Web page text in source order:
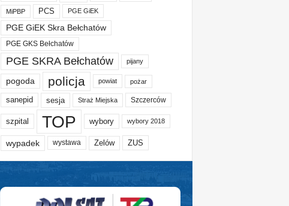
MiPBP PCS PGE GiEK
PGE GiEK Skra Bełchatów
PGE GKS Bełchatów
PGE SKRA Bełchatów pijany
pogoda policja powiat pożar
sanepid sesja Straż Miejska Szczerców
szpital TOP wybory wybory 2018
wypadek wystawa Zelów ZUS